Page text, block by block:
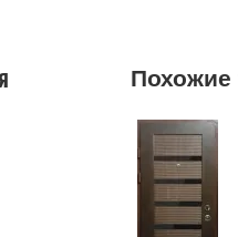
Похожие